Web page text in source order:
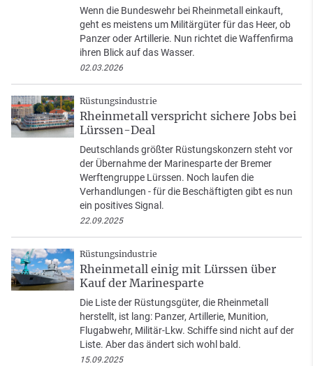
Wenn die Bundeswehr bei Rheinmetall einkauft,
geht es meistens um Militärgüter für das Heer, ob
Panzer oder Artillerie. Nun richtet die Waffenfirma
ihren Blick auf das Wasser.
02.03.2026
Rüstungsindustrie
Rheinmetall verspricht sichere Jobs bei
Lürssen-Deal
Deutschlands größter Rüstungskonzern steht vor
der Übernahme der Marinesparte der Bremer
Werftengruppe Lürssen. Noch laufen die
Verhandlungen - für die Beschäftigten gibt es nun
ein positives Signal.
22.09.2025
Rüstungsindustrie
Rheinmetall einig mit Lürssen über
Kauf der Marinesparte
Die Liste der Rüstungsgüter, die Rheinmetall
herstellt, ist lang: Panzer, Artillerie, Munition,
Flugabwehr, Militär-Lkw. Schiffe sind nicht auf der
Liste. Aber das ändert sich wohl bald.
15.09.2025